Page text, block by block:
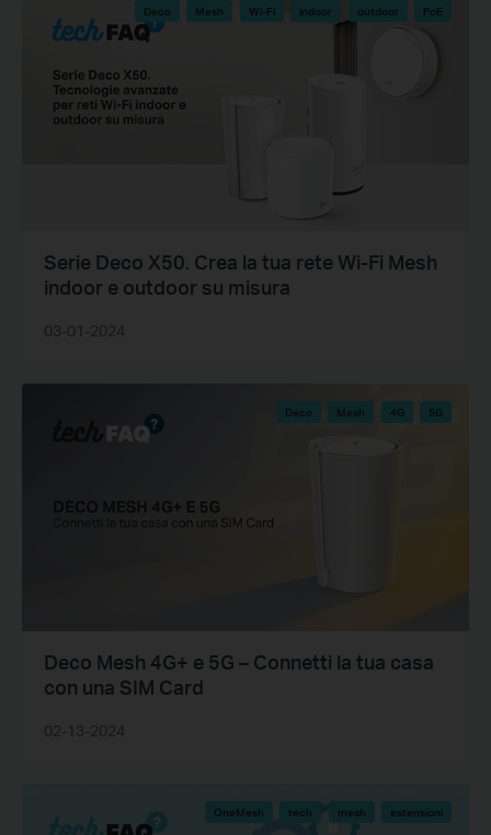
Deco Mesh Wi-Fi indoor outdoor PoE
Serie Deco X50. Crea la tua rete Wi-Fi Mesh
indoor e outdoor su misura
03-01-2024
Deco Mesh 4G 5G
Deco Mesh 4G+ e 5G – Connetti la tua casa
con una SIM Card
02-13-2024
OneMesh tech mesh estensioni